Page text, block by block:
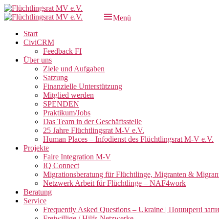
Zum
Inhalt
Menü
Primäres
Menü
Start
CiviCRM
Feedback FI
Über uns
Ziele und Aufgaben
Satzung
Finanzielle Unterstützung
Mitglied werden
SPENDEN
Praktikum/Jobs
Das Team in der Geschäftsstelle
25 Jahre Flüchtlingsrat M-V e.V.
Human Places – Infodienst des Flüchtlingsrat M-V e.V.
Projekte
Faire Integration M-V
IQ Connect
Migrationsberatung für Flüchtlinge, Migranten &
Netzwerk Arbeit für Flüchtlinge – NAF4work
Beratung
Service
Frequently Asked Questions – Ukraine | Поширені